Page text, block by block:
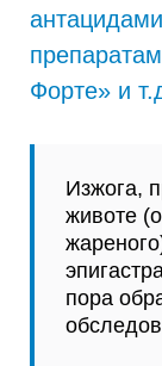
Форте» и
Изжога,
животе
пора